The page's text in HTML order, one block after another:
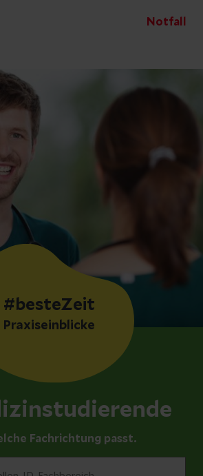
Notfall
Fachrichtung passt.
#besteZeit
Praxiseinblicke